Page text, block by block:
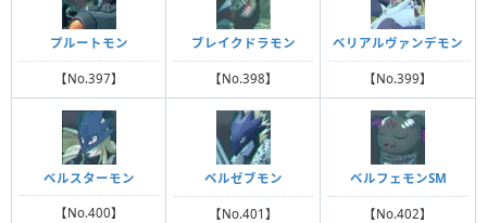
プルートモン
【No.397】
ブレイクドラモン
【No.398】
ベリアルヴァンデモン
【No.399】
ベルスターモン
【No.400】
ベルゼブモン
【No.401】
ベルフェモンSM
【No.402】